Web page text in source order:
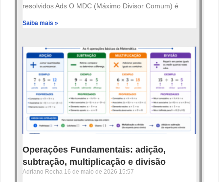
resolvidos Ads O MDC (Máximo Divisor Comum) é
Saiba mais »
Operações Fundamentais: adição,
subtração, multiplicação e divisão
Adriano Rocha 16 de maio de 2026 15:57